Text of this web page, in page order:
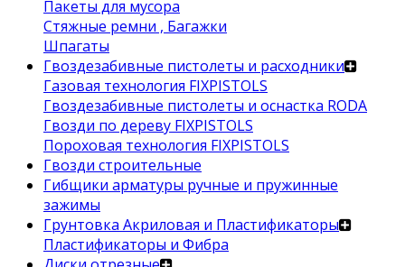
Пакеты для мусора
Стяжные ремни , Багажки
Шпагаты
Гвоздезабивные пистолеты и расходники
Газовая технология FIXPISTOLS
Гвоздезабивные пистолеты и оснастка RODA
Гвозди по дереву FIXPISTOLS
Пороховая технология FIXPISTOLS
Гвозди строительные
Гибщики арматуры ручные и пружинные
зажимы
Грунтовка Акриловая и Пластификаторы
Пластификаторы и Фибра